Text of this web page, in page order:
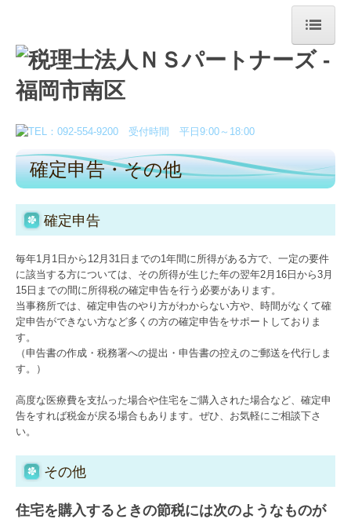
HOME
税理士法人NSパートナーズについて
お知らせ
事務所紹介
料金案内
お客様の声
ればたら杯 ゴルフコンペ
出版書籍
経営革新等支援機関とは
確定申告・その他
確定申告
毎年1月1日から12月31日までの1年間に所得がある方で、一定の要件
に該当する方については、その所得が生じた年の翌年2月16日から3月
15日までの間に所得税の確定申告を行う必要があります。
当事務所では、確定申告のやり方がわからない方や、時間がなくて確
定申告ができない方など多くの方の確定申告をサポートしておりま
す。
（申告書の作成・税務署への提出・申告書の控えのご郵送を代行しま
す。）
高度な医療費を支払った場合や住宅をご購入された場合など、確定申
告をすれば税金が戻る場合もあります。ぜひ、お気軽にご相談下さ
い。
その他
住宅を購入するときの節税には次のようなものが